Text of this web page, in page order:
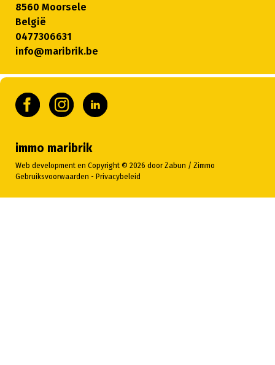
8560 Moorsele
België
0477306631
info@maribrik.be
immo maribrik
Web development en Copyright © 2026 doorZabun / Zimmo
Gebruiksvoorwaarden - Privacybeleid